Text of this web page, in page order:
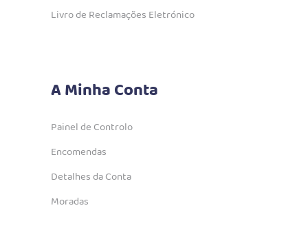
Livro de Reclamações Eletrónico
A Minha Conta
Painel de Controlo
Encomendas
Detalhes da Conta
Moradas